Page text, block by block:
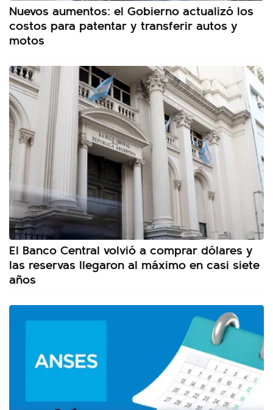
Nuevos aumentos: el Gobierno actualizó los
costos para patentar y transferir autos y
motos
El Banco Central volvió a comprar dólares y
las reservas llegaron al máximo en casi siete
años